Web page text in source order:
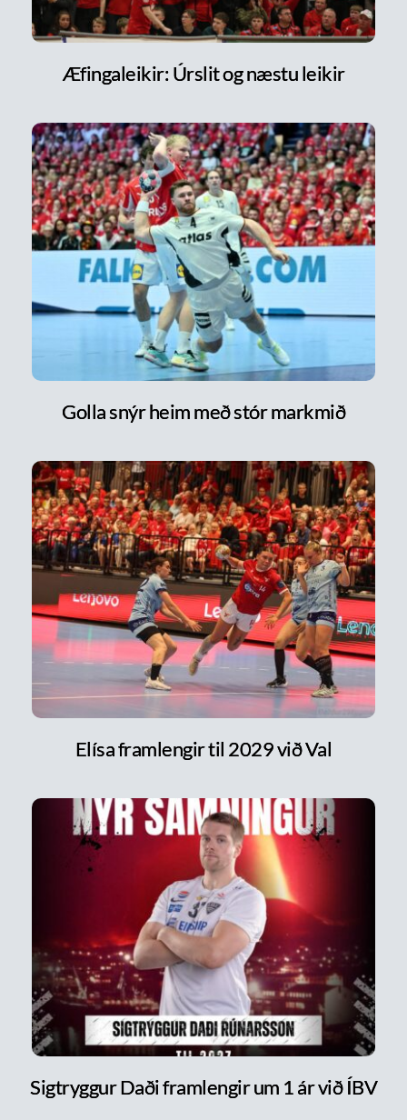
Æfingaleikir: Úrslit og næstu leikir
Golla snýr heim með stór markmið
Elísa framlengir til 2029 við Val
Sigtryggur Daði framlengir um 1 ár við ÍBV